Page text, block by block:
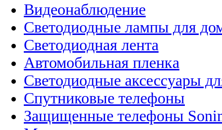
Видеонаблюдение
Светодиодные лампы для
Светодиодная лента
Автомобильная пленка
Светодиодные аксессуары
Спутниковые телефоны
Защищенные телефоны